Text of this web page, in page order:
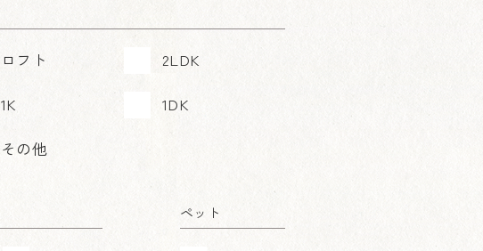
ロフト
2LDK
1K
1DK
その他
ペット